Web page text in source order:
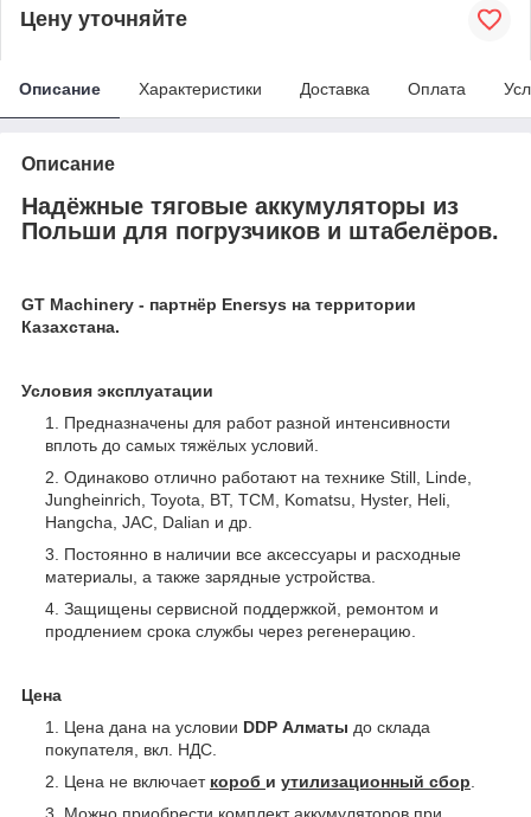
Цену уточняйте
Описание Характеристики Доставка Оплата
Описание
Надёжные тяговые аккумуляторы из
Польши для погрузчиков и штабелёров.
GT Machinery - партнёр Enersys на территории
Казахстана.
Условия эксплуатации
Предназначены для работ разной интенсивности
вплоть до самых тяжёлых условий.
Одинаково отлично работают на технике Still, Linde,
Jungheinrich, Toyota, BT, TCM, Komatsu, Hyster, Heli,
Hangcha, JAC, Dalian и др.
Постоянно в наличии все аксессуары и расходные
материалы, а также зарядные устройства.
Защищены сервисной поддержкой, ремонтом и
продлением срока службы через регенерацию.
Цена
Цена дана на условии DDP Алматы до склада
покупателя, вкл. НДС.
Цена не включает короб и утилизационный сбор.